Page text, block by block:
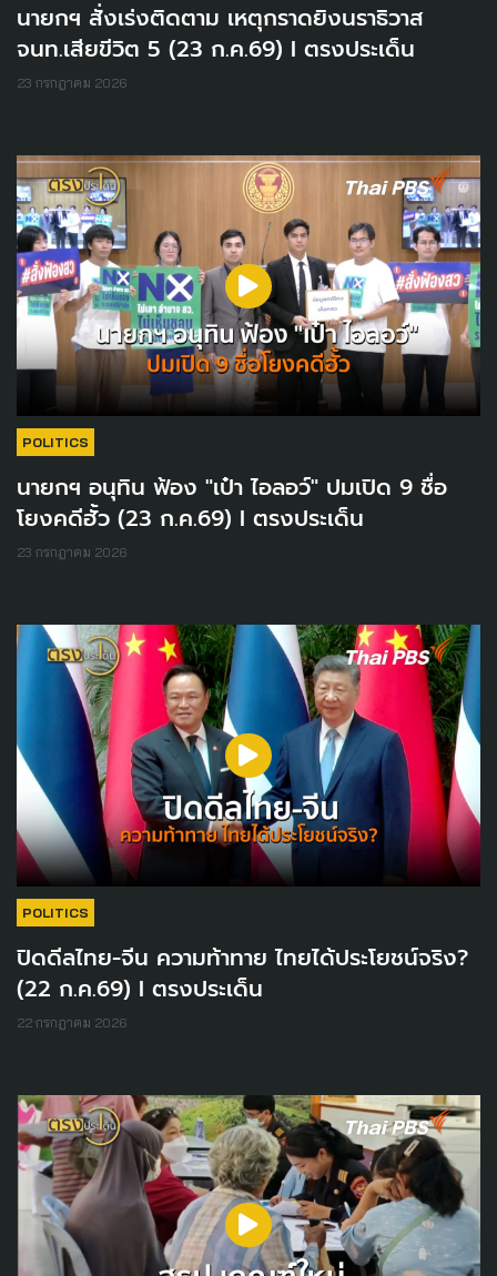
นายกฯ สั่งเร่งติดตาม เหตุกราดยิงนราธิวาส
จนท.เสียขีวิต 5 (23 ก.ค.69) I ตรงประเด็น
23 กรกฎาคม 2026
POLITICS
นายกฯ​ อนุทิน ฟ้อง "เป๋า ไอลอว์" ปมเปิด 9 ชื่อ
โยงคดีฮั้ว (23 ก.ค.69) I ตรงประเด็น
23 กรกฎาคม 2026
POLITICS
ปิดดีลไทย-จีน ความท้าทาย ไทยได้ประโยชน์จริง?
(22 ก.ค.69) I ตรงประเด็น
22 กรกฎาคม 2026